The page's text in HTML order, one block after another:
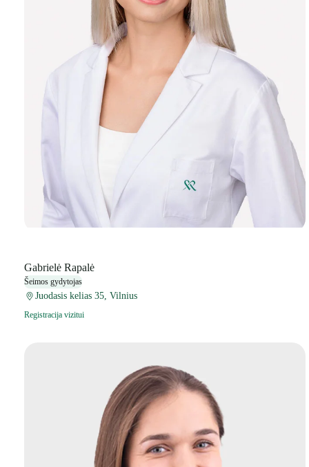
Gabrielė Rapalė
Šeimos gydytojas
Juodasis kelias 35, Vilnius
Registracija vizitui